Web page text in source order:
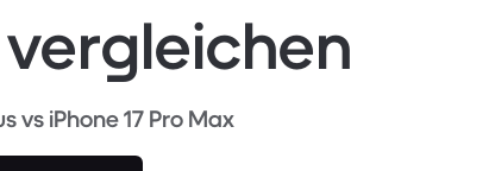
vs iPhone 17 Pro Max